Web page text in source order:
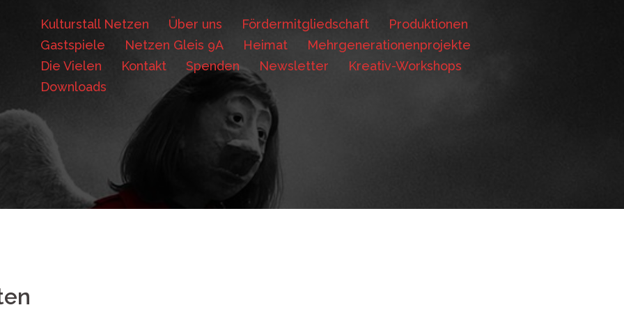
Kulturstall Netzen Über uns Fördermitgliedschaft
Produktionen
Gastspiele
Netzen Gleis 9A Heimat
Mehrgenerationenprojekte
Die Vielen
Kontakt Spenden Newsletter
Kreativ-Workshops
Downloads